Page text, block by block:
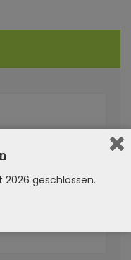
2026 geschlossen.